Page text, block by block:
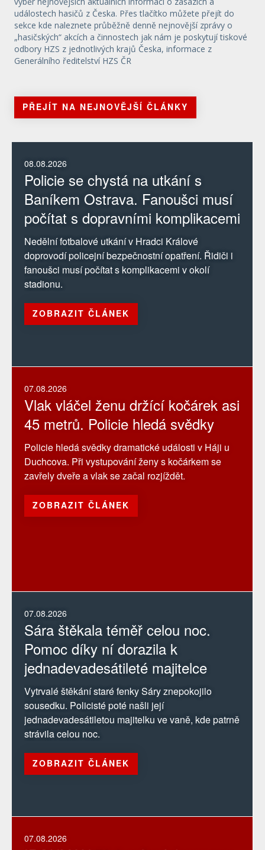
událostech hasičů z Česka. Přes tlačítko můžete přejít do
sekce kde naleznete průběžně denně nejnovější zprávy o
„hasičských“ akcích a činnostech jak nám je poskytují tiskové
odbory HZS z jednotlivých krajů Česka, informace z
Generálního ředitelství HZS ČR
PŘEJÍT NA NEJNOVĚJŠÍ ČLÁNKY
08.08.2026
Policie se chystá na utkání s
Baníkem Ostrava. Fanoušci musí
počítat s dopravními komplikacemi
Nedělní fotbalové utkání v Hradci Králové
doprovodí policejní bezpečnostní opatření. Řidiči i
fanoušci musí počítat s komplikacemi v okolí
stadionu.
ZOBRAZIT ČLÁNEK
07.08.2026
Sára štěkala téměř celou noc.
Pomoc díky ní dorazila k
jednadevadesátileté majitelce
Vytrvalé štěkání staré fenky Sáry znepokojilo
sousedku. Policisté poté našli její
jednadevadesátiletou majitelku ve vaně, kde patrně
strávila celou noc.
ZOBRAZIT ČLÁNEK
07.08.2026
07.08.2026
Vlak vláčel ženu držící kočárek asi
45 metrů. Policie hledá svědky
Policie hledá svědky dramatické události v Háji u
Duchcova. Při vystupování ženy s kočárkem se
zavřely dveře a vlak se začal rozjíždět.
ZOBRAZIT ČLÁNEK